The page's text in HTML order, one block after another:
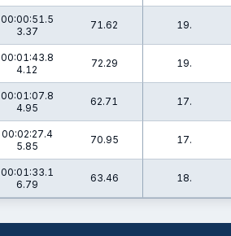
00:00:51.5
3.37
71.62 19.
00:01:43.8
4.12
72.29 19.
00:01:07.8
4.95
62.71 17.
00:02:27.4
5.85
70.95 17.
00:01:33.1
6.79
63.46 18.